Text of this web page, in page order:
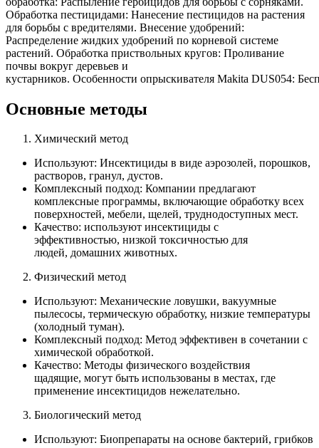
Обработка пестицидами: Нанесение пестицидов на растения
для борьбы с вредителями. Внесение удобрений:
Распределение жидких удобрений по корневой системе
растений. Обработка приствольных кругов: Проливание
почвы вокруг деревьев и
кустарников. Особенности опрыскивателя Makita DUS054:
Основные методы
Химический метод
Используют: Инсектициды в виде аэрозолей, порошков,
растворов, гранул, дустов.
Комплексный подход: Компании предлагают
комплексные программы, включающие обработку всех
поверхностей, мебели, щелей, труднодоступных мест.
Качество: используют инсектициды с
эффективностью, низкой токсичностью для
людей, домашних животных.
Физический метод
Используют: Механические ловушки, вакуумные
пылесосы, термическую обработку, низкие температуры
(холодный туман).
Комплексный подход: Метод эффективен в сочетании с
химической обработкой.
Качество: Методы физического воздействия
щадящие, могут быть использованы в местах, где
применение инсектицидов нежелательно.
Биологический метод
Используют: Биопрепараты на основе бактерий, грибков